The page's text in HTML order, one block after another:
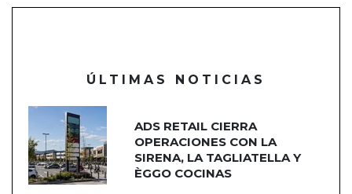
ÚLTIMAS NOTICIAS
ADS RETAIL CIERRA
OPERACIONES CON LA
SIRENA, LA TAGLIATELLA Y
ÈGGO COCINAS